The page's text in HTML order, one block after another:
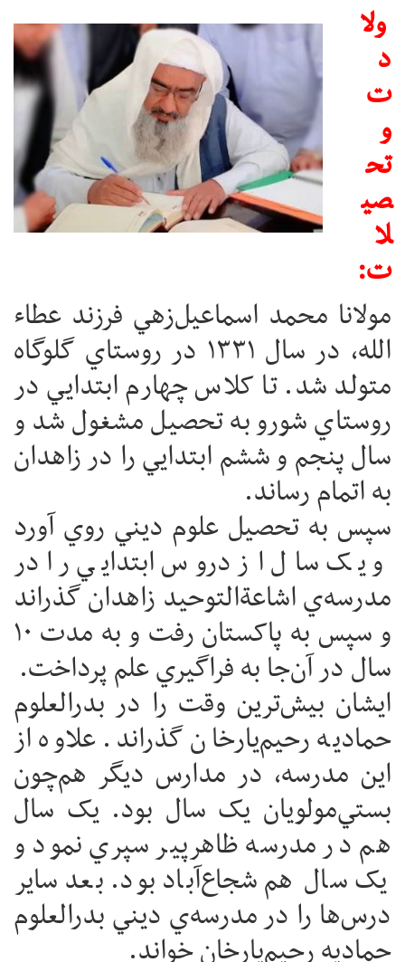
ولا
د
ت
و
تح
صي
لا
ت:
مولانا محمد اسماعيل‌زهي فرزند عطاء
الله، در سال ۱۳۳۱ در روستاي گلوگاه
متولد شد. تا کلاس چهارم ابتدايي در
روستاي شورو به تحصيل مشغول شد و
سال پنجم و ششم ابتدايي را در زاهدان
به اتمام رساند.
سپس به تحصيل علوم ديني روي آورد
و يک سال از دروس ابتدايي را در
مدرسه‌ي اشاعة‌التوحيد زاهدان گذراند
و سپس به پاکستان رفت و به مدت ۱۰
سال در آن‌جا به فراگيري علم پرداخت.
ايشان بيش‌ترين وقت را در بدرالعلوم
حماديه رحيم‌يارخان گذراند. علاوه از
اين مدرسه، در مدارس ديگر هم‌چون
بستي‌مولويان يک سال بود. يک سال
هم در مدرسه ظاهرپير سپري نمود و
يک سال هم شجاع‌آباد بود. بعد ساير
درس‌ها را در مدرسه‌ي ديني بدرالعلوم
حماديه رحيم‌يارخان خواند.